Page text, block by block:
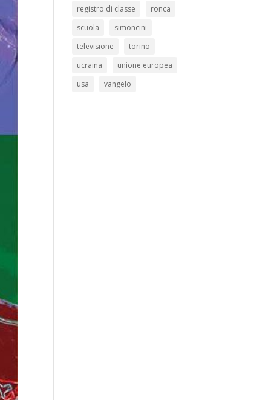
registro di classe
ronca
scuola
simoncini
televisione
torino
ucraina
unione europea
usa
vangelo